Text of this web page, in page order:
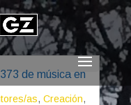
de música en
as, Creación,